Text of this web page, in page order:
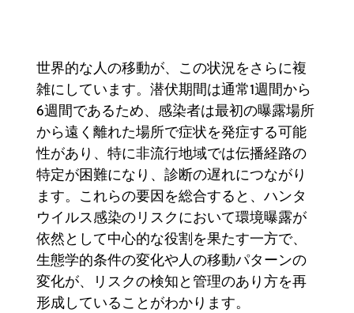
世界的な人の移動が、この状況をさらに複
雑にしています。潜伏期間は通常1週間から
6週間であるため、感染者は最初の曝露場所
から遠く離れた場所で症状を発症する可能
性があり、特に非流行地域では伝播経路の
特定が困難になり、診断の遅れにつながり
ます。これらの要因を総合すると、ハンタ
ウイルス感染のリスクにおいて環境曝露が
依然として中心的な役割を果たす一方で、
生態学的条件の変化や人の移動パターンの
変化が、リスクの検知と管理のあり方を再
形成していることがわかります。